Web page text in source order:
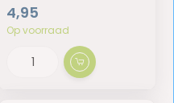
4,95
Op voorraad